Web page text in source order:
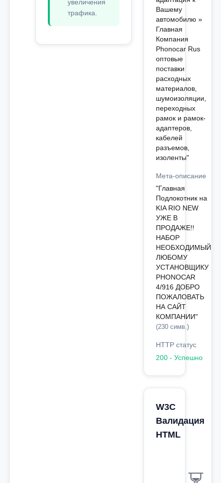
увеличения
трафика.
Вашему
автомобилю »
Главная
Компания
Phonocar Rus
оптовые
поставки
расходных
материалов,
шумоизоляции,
переходных
рамок и рамок-
адаптеров,
кабелей
разъемов,
изоленты"
Мета-описание
"Главная
Подлокотник на
KIA RIO NEW
УЖЕ В
ПРОДАЖЕ!!
НАБОР
НЕОБХОДИМЫЙ
ЛЮБОМУ
УСТАНОВЩИКУ
PHONOCAR
4/916 ДОБРО
ПОЖАЛОВАТЬ
НА САЙТ
КОМПАНИИ"
(230 симв.)
HTTP статус
200 - Успешно
W3C
Валидация
HTML